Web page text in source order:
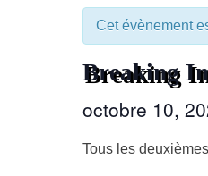
Cet évènement
Breaking
octobre 10,
Tous les